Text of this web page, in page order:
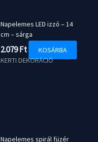
Napelemes LED izzó – 14
cm – sárga
2.079Ft
KOSÁRBA
KERTI DEKORÁCIÓ
Napelemes spirál füzér